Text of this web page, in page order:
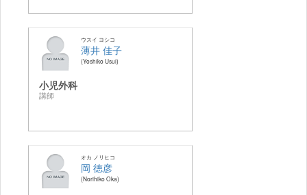
ウスイ ヨシコ
薄井 佳子
Yoshiko Usui
小児外科
講師
オカ ノリヒコ
岡 徳彦
Norihiko Oka